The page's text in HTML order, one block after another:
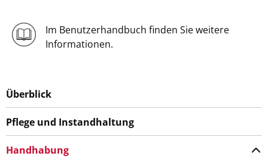
Im Benutzerhandbuch finden Sie weitere
Informationen.
Überblick
Pflege und Instandhaltung
Handhabung